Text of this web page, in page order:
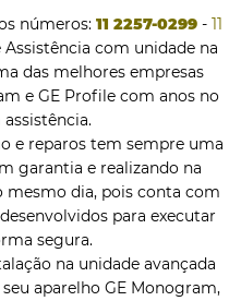
números: 11 2257-0299 - 11
Assistência com unidade na
das melhores empresas
e GE Profile com anos no
e reparos tem sempre uma
garantia e realizando na
mesmo dia, pois conta com
para executar
segura.
na unidade avançada
aparelho GE Monogram,